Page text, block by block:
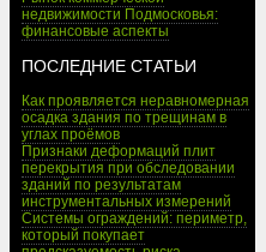
недвижимости Подмосковья:
финансовые аспекты
ПОСЛЕДНИЕ СТАТЬИ
Как проявляется неравномерная
осадка здания по трещинам в
углах проёмов
Признаки деформаций плит
перекрытия при обследовании
зданий по результатам
инструментальных измерений
Системы ограждений: периметр,
который покупает